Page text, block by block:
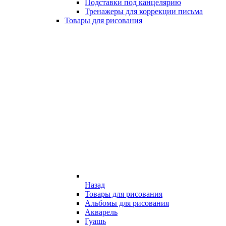
Подставки под канцелярию
Тренажеры для коррекции письма
Товары для рисования
Назад
Товары для рисования
Альбомы для рисования
Акварель
Гуашь